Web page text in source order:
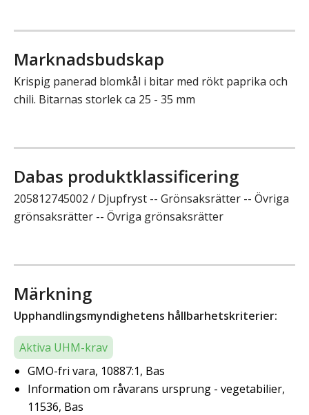
Marknadsbudskap
Krispig panerad blomkål i bitar med rökt paprika och
chili. Bitarnas storlek ca 25 - 35 mm
Dabas produktklassificering
205812745002 / Djupfryst -- Grönsaksrätter -- Övriga
grönsaksrätter -- Övriga grönsaksrätter
Märkning
Upphandlingsmyndighetens hållbarhetskriterier:
Aktiva UHM-krav
GMO-fri vara, 10887:1, Bas
Information om råvarans ursprung - vegetabilier,
11536, Bas